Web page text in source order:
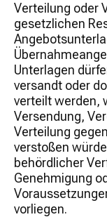
Verteilung oder
gesetzlichen
Unterlagen
versandt oder
verteilt werden,
Versendung,
Verteilung
verstoßen
behördlicher
Genehmigung
vorliegen.